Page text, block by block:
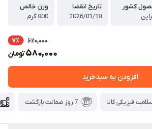
کشور
تاریخ انقضا
2026/01/18
وزن خالص
800 گرم
620,000 7٪
580,000تومان
افزودن به سبدخرید
فیزیکی کالا 7 روز ضمانت بازگشت